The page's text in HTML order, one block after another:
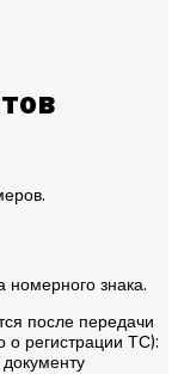
номерного знака.
после передачи
о регистрации ТС):